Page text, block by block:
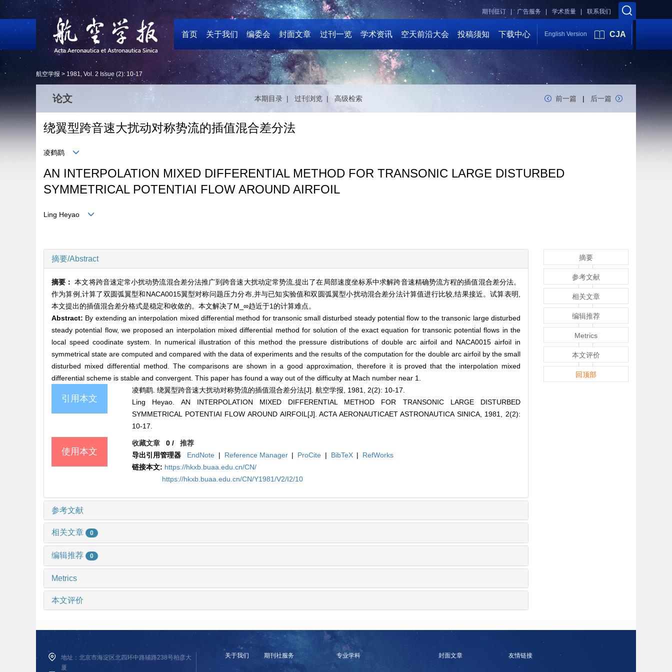
联系我们
学术质量 |
广告服务 |
期刊征订 |
首页 关于我们 编委会 封面文章 过刊一览 学术资讯 空天前沿大会 投稿须知 下载中心 English Version CJA
航空学报 > 1981, Vol. 2 Issue (2): 10-17
论文 本期目录 | 过刊浏览 | 高级检索 前一篇 | 后一篇
绕翼型跨音速大扰动对称势流的插值混合差分法
凌鹤鹞
AN INTERPOLATION MIXED DIFFERENTIAL METHOD FOR TRANSONIC LARGE DISTURBED
SYMMETRICAL POTENTIAI FLOW AROUND AIRFOIL
Ling Heyao
摘要/Abstract
摘要：本文将跨音速定常小扰动势流混合差分法推广到跨音速大扰动定常势流,提出了在局部速度坐标系中求解跨音速精确势流方程的插值混合差分法。
作为算例,计算了双圆弧翼型和NACA0015翼型对称问题压力分布,并与已知实验值和双圆弧翼型小扰动混合差分法计算值进行比较,结果接近。试算表明,
本文提出的插值混合差分格式是稳定和收敛的。本文解决了M_∞趋近于1的计算难点。
Abstract: By extending an interpolation mixed differential method for transonic small disturbed steady potential flow to the transonic large disturbed
steady potential flow, we proposed an interpolation mixed differential method for solution of the exact equation for transonic potential flows in the
local speed coodinate system. In numerical illustration of this method the pressure distributions of double arc airfoil and NACA0015 airfoil in
symmetrical state are computed and compared with the data of experiments and the results of the computation for the double arc airfoil by the small
disturbed mixed differential method. The comparisons are shown in a good approximation, therefore it is proved that the interpolation mixed
differential scheme is stable and convergent. This paper has found a way out of the difficulty at Mach number near 1.
引用本文
凌鹤鹞. 绕翼型跨音速大扰动对称势流的插值混合差分法[J]. 航空学报, 1981, 2(2): 10-17.
Ling Heyao. AN INTERPOLATION MIXED DIFFERENTIAL METHOD FOR TRANSONIC LARGE DISTURBED
SYMMETRICAL POTENTIAI FLOW AROUND AIRFOIL[J]. ACTA AERONAUTICAET ASTRONAUTICA SINICA, 1981, 2(2):
10-17.
使用本文
收藏文章 0 /推荐
导出引用管理器
EndNote | Reference Manager | ProCite | BibTeX |
RefWorks
链接本文: https://hkxb.buaa.edu.cn/CN/
https://hkxb.buaa.edu.cn/CN/Y1981/V2/I2/10
参考文献
相关文章 0
编辑推荐 0
Metrics
本文评价
摘要
参考文献
相关文章
编辑推荐
Metrics
本文评价
回顶部
地址：北京市海淀区北四环中路辅路238号柏彦大
厦
关于我们 期刊社服务 专业学科 封面文章 友情链接